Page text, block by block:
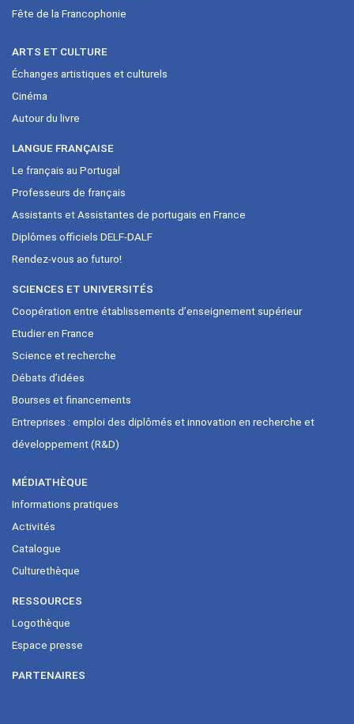
Fête de la Francophonie
ARTS ET CULTURE
Échanges artistiques et culturels
Cinéma
Autour du livre
LANGUE FRANÇAISE
Le français au Portugal
Professeurs de français
Assistants et Assistantes de portugais en France
Diplômes officiels DELF-DALF
Rendez-vous ao futuro!
SCIENCES ET UNIVERSITÉS
Coopération entre établissements d’enseignement supérieur
Etudier en France
Science et recherche
Débats d’idées
Bourses et financements
Entreprises : emploi des diplômés et innovation en recherche et
développement (R&D)
MÉDIATHÈQUE
Informations pratiques
Activités
Catalogue
Culturethèque
RESSOURCES
Logothèque
Espace presse
PARTENAIRES